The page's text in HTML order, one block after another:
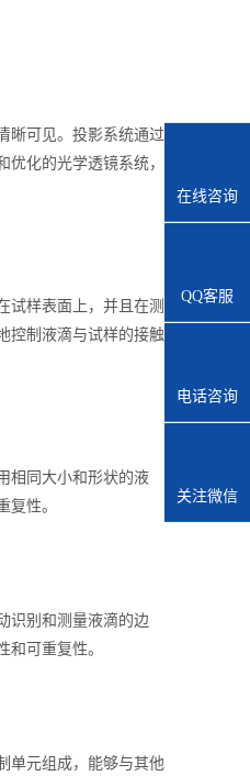
晰可见。投影系统通过
化的光学透镜系统，
样表面上，并且在测
控制液滴与试样的接触
相同大小和形状的液
性。
识别和测量液滴的边
可重复性。
单元组成，能够与其他
在线咨询
QQ客服
电话咨询
关注微信